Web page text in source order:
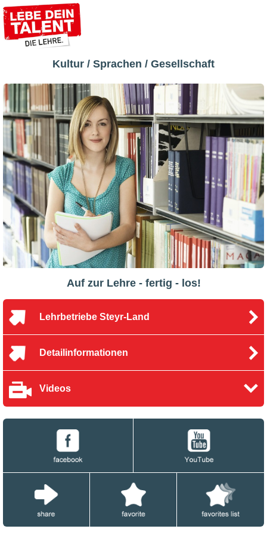
Kultur / Sprachen / Gesellschaft
Auf zur Lehre - fertig - los!
Lehrbetriebe Steyr-Land
Detailinformationen
Videos